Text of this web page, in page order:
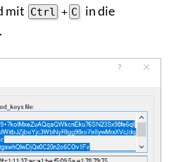
mit Ctrl + C
in die